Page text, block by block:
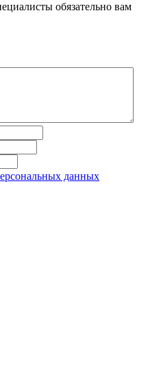
обязательно вам
данных